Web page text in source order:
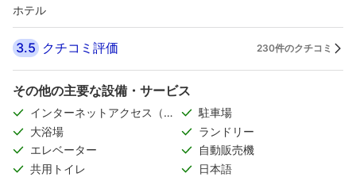
ホテル
3.5 クチコミ評価 230件のクチコミ
その他の主要な設備・サービス
インターネットアクセス（無
料）
駐車場
大浴場
ランドリー
エレベーター
自動販売機
共用トイレ
日本語